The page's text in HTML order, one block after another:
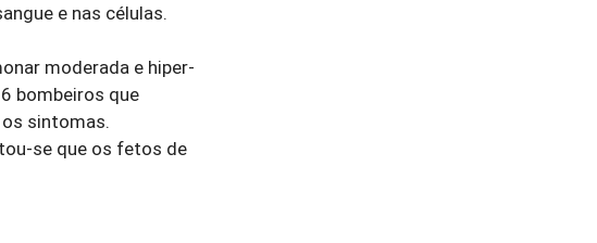
e nas células.
moderada e hiper-
bombeiros que
sintomas.
se que os fetos de